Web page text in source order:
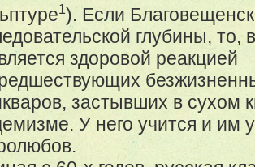
1). Если
глубины, то,
здоровой реакцией
застывших в сухом
У него учится и им